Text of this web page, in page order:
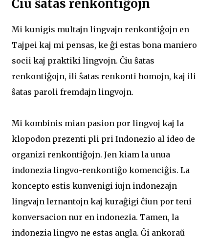
Ĉiu ŝatas renkontiĝojn
Mi kunigis multajn lingvajn renkontiĝojn en
Tajpei kaj mi pensas, ke ĝi estas bona maniero
socii kaj praktiki lingvojn. Ĉiu ŝatas
renkontiĝojn, ili ŝatas renkonti homojn, kaj ili
ŝatas paroli fremdajn lingvojn.
Mi kombinis mian pasion por lingvoj kaj la
klopodon prezenti pli pri Indonezio al ideo de
organizi renkontiĝojn. Jen kiam la unua
indonezia lingvo-renkontiĝo komenciĝis. La
koncepto estis kunvenigi iujn indonezajn
lingvajn lernantojn kaj kuraĝigi ĉiun por teni
konversacion nur en indonezia. Tamen, la
indonezia lingvo ne estas angla. Ĝi ankoraŭ